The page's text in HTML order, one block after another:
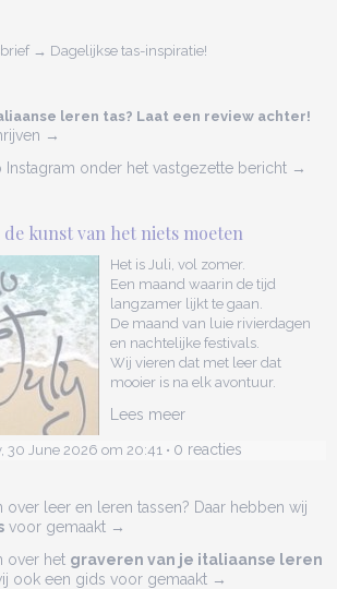
→ Dagelijkse tas-inspiratie!
leren tas? Laat een review achter!
→
Instagram onder het vastgezette bericht →
kunst van het niets moeten
Het is Juli, vol zomer.
Een maand waarin de tijd
langzamer lijkt te gaan.
De maand van luie rivierdagen
en nachtelijke festivals.
Wij vieren dat met leer dat
mooier is na elk avontuur.
Lees meer
30 June 2026 om 20:41 • 0 reacties
leer en leren tassen? Daar hebben wij
voor gemaakt →
over het graveren van je italiaanse leren
ook een gids voor gemaakt →